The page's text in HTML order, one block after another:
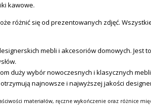
kawowe.
różnić się od prezentowanych zdjęć.
mebli i akcesoriów domowych.
duży wybór nowoczesnych i klasycznych
najnowsze i najwyższej jakości
materiałów, ręczne wykończenie oraz różnice